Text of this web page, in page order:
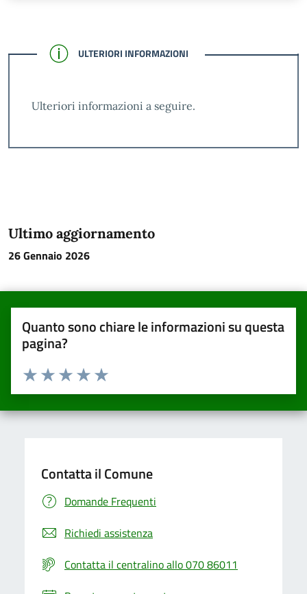
CONFERMATO
ULTERIORI INFORMAZIONI
Ulteriori informazioni a seguire.
Ultimo aggiornamento
26 Gennaio 2026
Quanto sono chiare le informazioni su questa
pagina?
Valuta da 1 a 5 stelle la pagina
Valuta 5 stelle su 5
Valuta 4 stelle su 5
Valuta 3 stelle su 5
Valuta 2 stelle su 5
Valuta una stella su 5
Contatta il Comune
Domande Frequenti
Richiedi assistenza
Contatta il centralino allo 070 86011